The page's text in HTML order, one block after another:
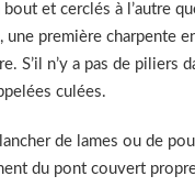
et cerclés à l’autre
première charpente
S’il n’y a pas de piliers
culées.
de lames ou de
du pont couvert